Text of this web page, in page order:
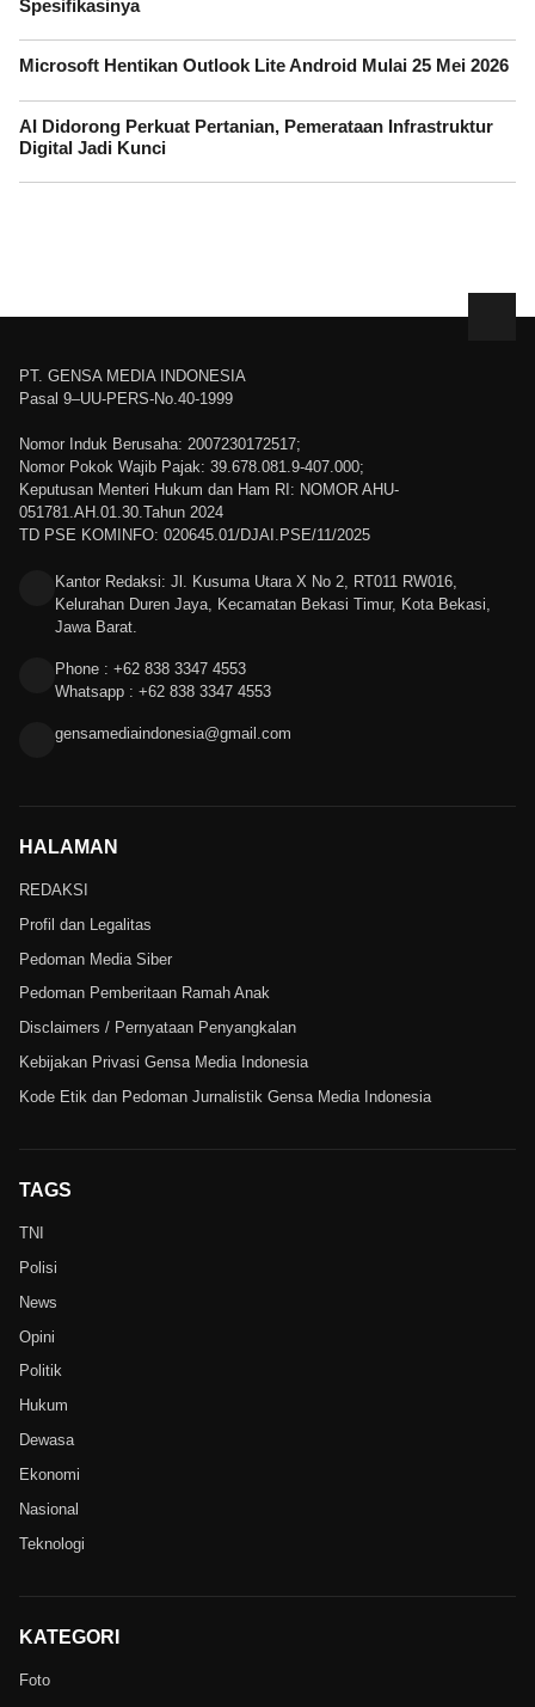
Spesifikasinya
Microsoft Hentikan Outlook Lite Android Mulai 25 Mei 2026
AI Didorong Perkuat Pertanian, Pemerataan Infrastruktur
Digital Jadi Kunci
PT. GENSA MEDIA INDONESIA
Pasal 9–UU-PERS-No.40-1999
Nomor Induk Berusaha: 2007230172517;
Nomor Pokok Wajib Pajak: 39.678.081.9-407.000;
Keputusan Menteri Hukum dan Ham RI: NOMOR AHU-
051781.AH.01.30.Tahun 2024
TD PSE KOMINFO: 020645.01/DJAI.PSE/11/2025
Kantor Redaksi: Jl. Kusuma Utara X No 2, RT011 RW016,
Kelurahan Duren Jaya, Kecamatan Bekasi Timur, Kota Bekasi,
Jawa Barat.
Phone : +62 838 3347 4553
Whatsapp : +62 838 3347 4553
gensamediaindonesia@gmail.com
HALAMAN
REDAKSI
Profil dan Legalitas
Pedoman Media Siber
Pedoman Pemberitaan Ramah Anak
Disclaimers / Pernyataan Penyangkalan
Kebijakan Privasi Gensa Media Indonesia
Kode Etik dan Pedoman Jurnalistik Gensa Media Indonesia
TAGS
TNI
Polisi
News
Opini
Politik
Hukum
Dewasa
Ekonomi
Nasional
Teknologi
KATEGORI
Foto